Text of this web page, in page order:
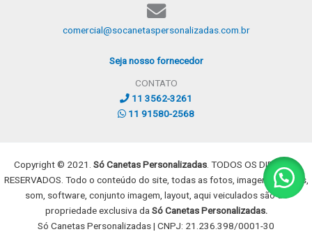
comercial@socanetaspersonalizadas.com.br
Seja nosso fornecedor
CONTATO
11 3562-3261
11 91580-2568
Copyright © 2021. Só Canetas Personalizadas . TODOS OS DIREITOS
RESERVADOS. Todo o conteúdo do site, todas as fotos, imagens, dizeres,
som, software, conjunto imagem, layout, aqui veiculados são de
propriedade exclusiva da Só Canetas Personalizadas.
Só Canetas Personalizadas | CNPJ: 21.236.398/0001-30